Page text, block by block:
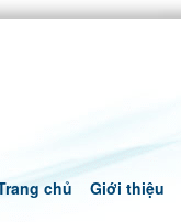
chủ Giới thiệu